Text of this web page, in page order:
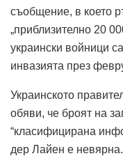
съобщение, в което
„приблизително 20
украински войници
инвазията през
Украинското
обяви, че броят на
“класифицирана
дер Лайен е невярна.